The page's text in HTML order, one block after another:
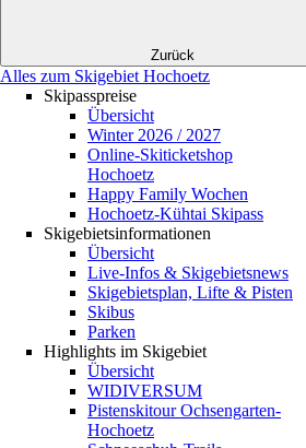
Zurück
Alles zum Skigebiet Hochoetz
Skipasspreise
Übersicht
Winter 2026 / 2027
Online-Skiticketshop
Hochoetz
Happy Family Wochen
Hochoetz-Kühtai Skipass
Skigebietsinformationen
Übersicht
Live-Infos & Skigebietsnews
Skigebietsplan, Lifte & Pisten
Skibus
Parken
Highlights im Skigebiet
Übersicht
WIDIVERSUM
Pistenskitour Ochsengarten-
Hochoetz